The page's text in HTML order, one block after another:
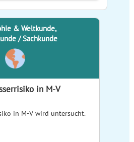
& Weltkunde,
/ Sachkunde
in M-V
in M-V wird untersucht.